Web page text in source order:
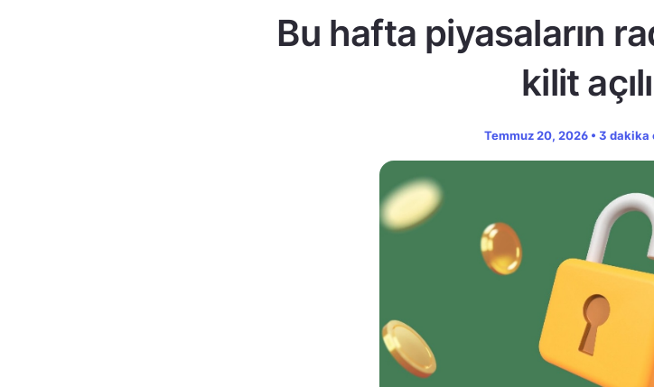
Bu hafta piyasaların
kilit
Temmuz 20, 2026 • 3 dakika